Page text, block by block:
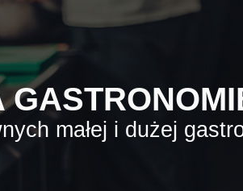
małej i dużej